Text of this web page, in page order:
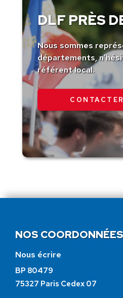
DLF PRÈS
Nous sommes
départements,
référent local.
NOS COORDONNÉES
Nous écrire
BP 80479
75327 Paris Cedex 07